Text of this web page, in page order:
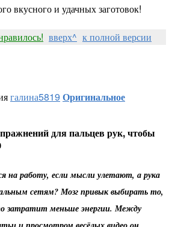
вкусного и удачных заготовок!
вверх^ к полной версии
галина5819 Оригинальное
для пальцев рук, чтобы
на работу, если мысли улетают, а рука
сетям? Мозг привык выбирать то,
затратит меньше энергии. Между